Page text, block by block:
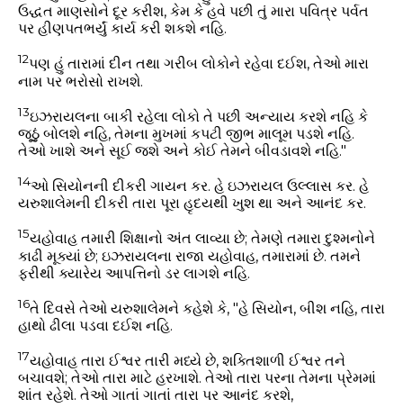
ઉદ્ધત માણસોને દૂર કરીશ, કેમ કે હવે પછી તું મારા પવિત્ર પર્વત
પર હીણપતભર્યું કાર્ય કરી શકશે નહિ.
12પણ હું તારામાં દીન તથા ગરીબ લોકોને રહેવા દઈશ, તેઓ મારા
નામ પર ભરોસો રાખશે.
13ઇઝરાયલના બાકી રહેલા લોકો તે પછી અન્યાય કરશે નહિ કે
જૂઠું બોલશે નહિ, તેમના મુખમાં કપટી જીભ માલૂમ પડશે નહિ.
તેઓ ખાશે અને સૂઈ જશે અને કોઈ તેમને બીવડાવશે નહિ."
14ઓ સિયોનની દીકરી ગાયન કર. હે ઇઝરાયલ ઉલ્લાસ કર. હે
યરુશાલેમની દીકરી તારા પૂરા હૃદયથી ખુશ થા અને આનંદ કર.
15યહોવાહ તમારી શિક્ષાનો અંત લાવ્યા છે; તેમણે તમારા દુશ્મનોને
કાઢી મૂક્યાં છે; ઇઝરાયલના રાજા યહોવાહ, તમારામાં છે. તમને
ફરીથી ક્યારેય આપત્તિનો ડર લાગશે નહિ.
16તે દિવસે તેઓ યરુશાલેમને કહેશે કે, "હે સિયોન, બીશ નહિ, તારા
હાથો ઢીલા પડવા દઈશ નહિ.
17યહોવાહ તારા ઈશ્વર તારી મધ્યે છે, શક્તિશાળી ઈશ્વર તને
બચાવશે; તેઓ તારા માટે હરખાશે. તેઓ તારા પરના તેમના પ્રેમમાં
શાંત રહેશે. તેઓ ગાતાં ગાતાં તારા પર આનંદ કરશે,